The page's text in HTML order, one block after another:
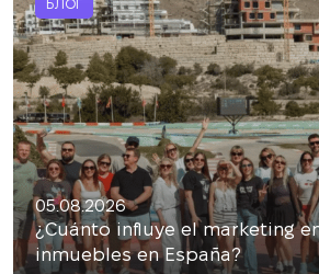
БЛОГ
05.08.2026
¿Cuánto influye el marketing
inmuebles en España?